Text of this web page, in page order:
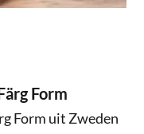
Form
Form uit Zweden